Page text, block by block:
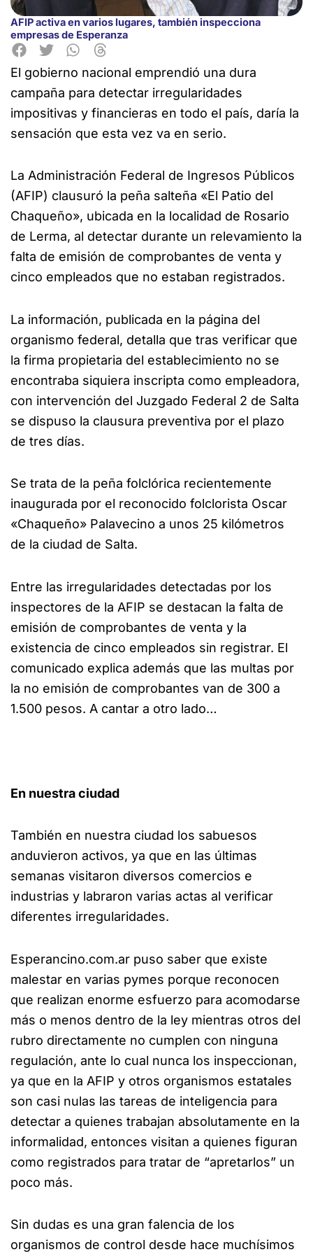
AFIP activa en varios lugares, también inspecciona
empresas de Esperanza
El gobierno nacional emprendió una dura
campaña para detectar irregularidades
impositivas y financieras en todo el país, daría la
sensación que esta vez va en serio.
La Administración Federal de Ingresos Públicos
(AFIP) clausuró la peña salteña «El Patio del
Chaqueño», ubicada en la localidad de Rosario
de Lerma, al detectar durante un relevamiento la
falta de emisión de comprobantes de venta y
cinco empleados que no estaban registrados.
La información, publicada en la página del
organismo federal, detalla que tras verificar que
la firma propietaria del establecimiento no se
encontraba siquiera inscripta como empleadora,
con intervención del Juzgado Federal 2 de Salta
se dispuso la clausura preventiva por el plazo
de tres días.
Se trata de la peña folclórica recientemente
inaugurada por el reconocido folclorista Oscar
«Chaqueño» Palavecino a unos 25 kilómetros
de la ciudad de Salta.
Entre las irregularidades detectadas por los
inspectores de la AFIP se destacan la falta de
emisión de comprobantes de venta y la
existencia de cinco empleados sin registrar. El
comunicado explica además que las multas por
la no emisión de comprobantes van de 300 a
1.500 pesos. A cantar a otro lado…
En nuestra ciudad
También en nuestra ciudad los sabuesos
anduvieron activos, ya que en las últimas
semanas visitaron diversos comercios e
industrias y labraron varias actas al verificar
diferentes irregularidades.
Esperancino.com.ar puso saber que existe
malestar en varias pymes porque reconocen
que realizan enorme esfuerzo para acomodarse
más o menos dentro de la ley mientras otros del
rubro directamente no cumplen con ninguna
regulación, ante lo cual nunca los inspeccionan,
ya que en la AFIP y otros organismos estatales
son casi nulas las tareas de inteligencia para
detectar a quienes trabajan absolutamente en la
informalidad, entonces visitan a quienes figuran
como registrados para tratar de “apretarlos” un
poco más.
Sin dudas es una gran falencia de los
organismos de control desde hace muchísimos